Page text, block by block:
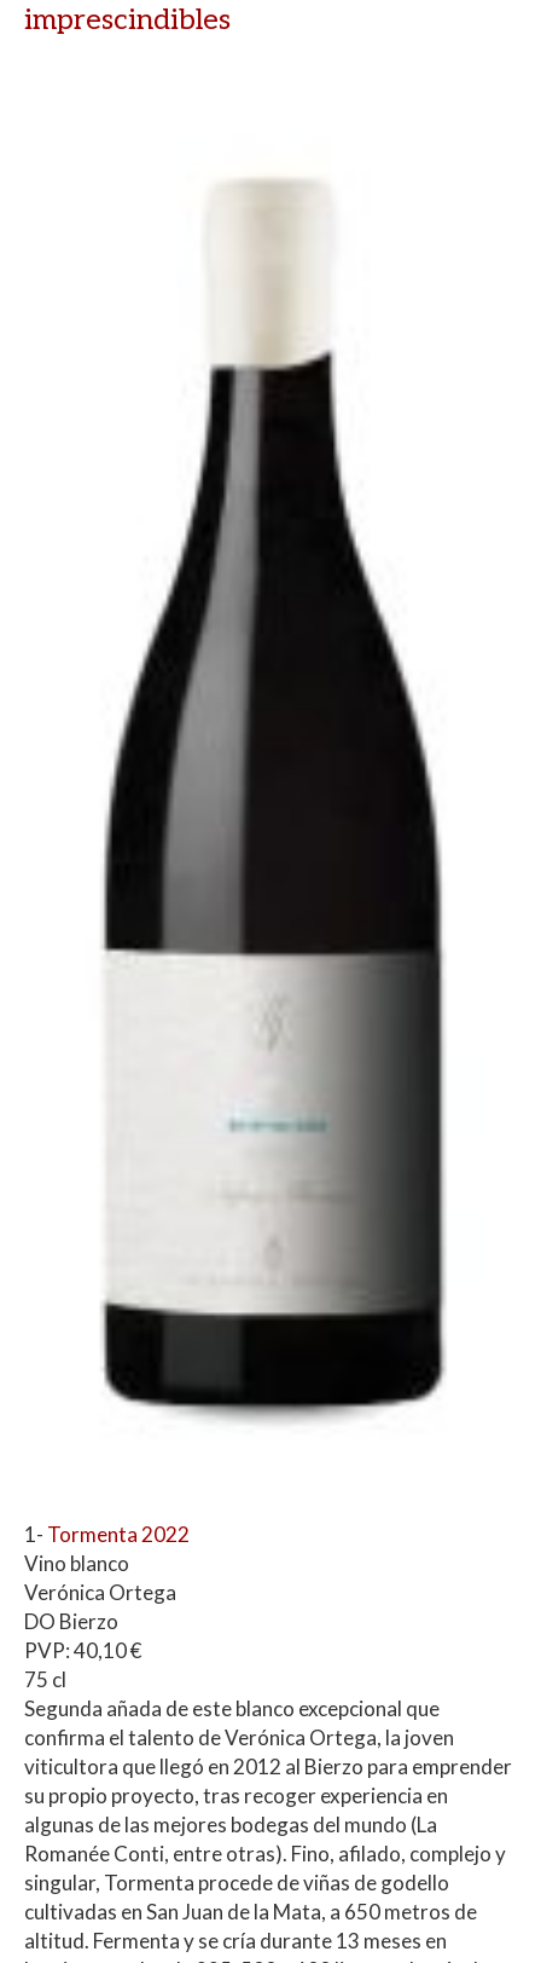
imprescindibles
1- Tormenta 2022
Vino blanco
Verónica Ortega
DO Bierzo
PVP: 40,10 €
75 cl
Segunda añada de este blanco excepcional que
confirma el talento de Verónica Ortega, la joven
viticultora que llegó en 2012 al Bierzo para emprender
su propio proyecto, tras recoger experiencia en
algunas de las mejores bodegas del mundo (La
Romanée Conti, entre otras). Fino, afilado, complejo y
singular, Tormenta procede de viñas de godello
cultivadas en San Juan de la Mata, a 650 metros de
altitud. Fermenta y se cría durante 13 meses en